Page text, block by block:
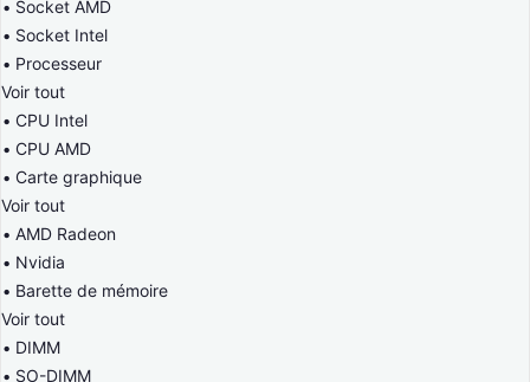
Socket AMD
Socket Intel
Processeur
Voir tout
CPU Intel
CPU AMD
Carte graphique
Voir tout
AMD Radeon
Nvidia
Barette de mémoire
Voir tout
DIMM
SO-DIMM